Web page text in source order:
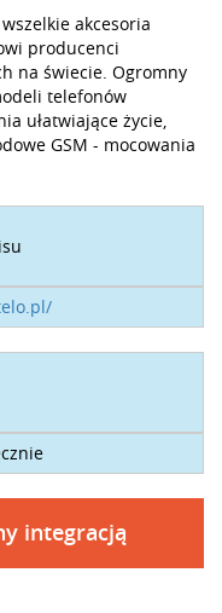
akcesoria
producenci
na świecie. Ogromny
telefonów
ułatwiające życie,
GSM - mocowania
integracją